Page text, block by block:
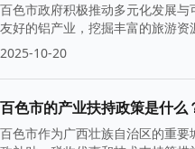
百色市政府积极推动多元化发展
友好的铝产业，挖掘丰富的旅游
2025-10-20
百色市的产业扶持政策是什么
百色市作为广西壮族自治区的重